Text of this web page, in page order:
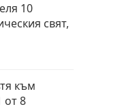
10
свят,
към
от 8